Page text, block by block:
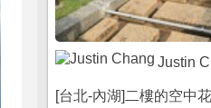
Justin
[台北-內湖]二樓的空中